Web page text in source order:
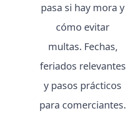
pasa si hay mora y
cómo evitar
multas. Fechas,
feriados relevantes
y pasos prácticos
para comerciantes.